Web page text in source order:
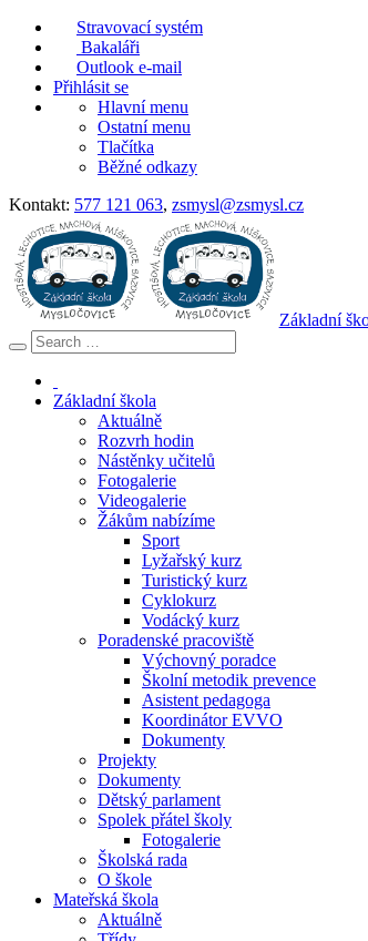
Stravovací systém
Bakaláři
Outlook e-mail
Přihlásit se
Hlavní menu
Ostatní menu
Tlačítka
Běžné odkazy
Kontakt: 577 121 063, zsmysl@zsmysl.cz
Základní
Základní škola
Aktuálně
Rozvrh hodin
Nástěnky učitelů
Fotogalerie
Videogalerie
Žákům nabízíme
Sport
Lyžařský kurz
Turistický kurz
Cyklokurz
Vodácký kurz
Poradenské pracoviště
Výchovný poradce
Školní metodik prevence
Asistent pedagoga
Koordinátor EVVO
Dokumenty
Projekty
Dokumenty
Dětský parlament
Spolek přátel školy
Fotogalerie
Školská rada
O škole
Mateřská škola
Aktuálně